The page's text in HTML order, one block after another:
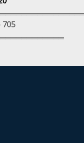
705